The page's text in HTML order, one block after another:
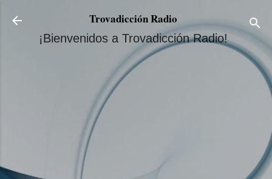
Ir al contenido principal
Trovadicción Radio
¡Bienvenidos a Trovadicción Radio!